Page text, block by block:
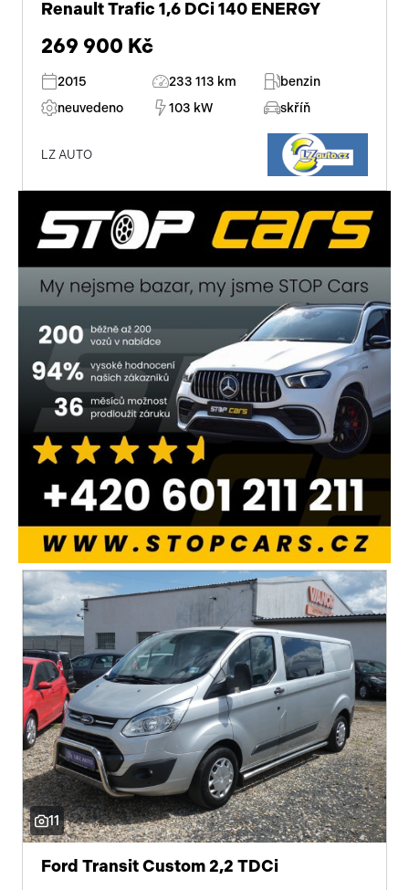
Renault Trafic 1,6 DCi 140 ENERGY
269 900 Kč
2015 233 113 km
benzin
neuvedeno
103 kW skříň
LZ AUTO
11
Ford Transit Custom 2,2 TDCi